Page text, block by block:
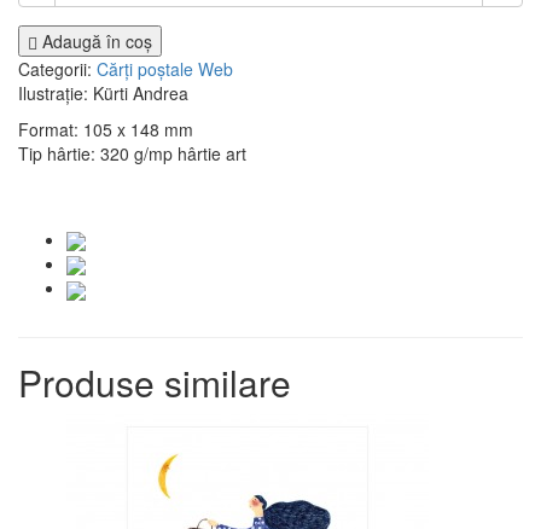
Adaugă în coş
Categorii: Cărți poștale Web
Ilustrație: Kürti Andrea
Format: 105 x 148 mm
Tip hârtie: 320 g/mp hârtie art
Produse similare